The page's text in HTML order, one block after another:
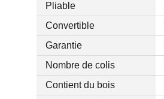
Pliable
Convertible
Garantie
Nombre de colis
Contient du bois